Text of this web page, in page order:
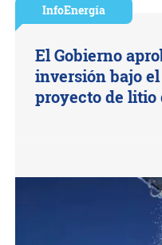
InfoEnergía
El Gobierno
inversión bajo
proyecto de litio